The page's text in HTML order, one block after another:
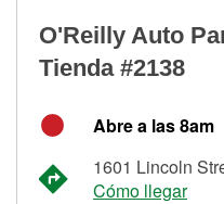
O'Reilly Auto
Tienda #2138
Abre a las 8am
1601 Lincoln
Cómo llegar